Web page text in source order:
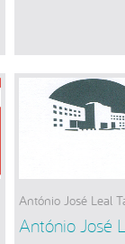
António José Leal
António José